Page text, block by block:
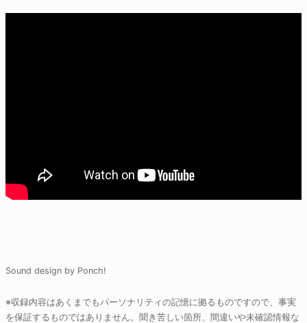
Sound design by Ponch!
※収録内容はあくまでもパーソナリティの記憶に拠るものですので、事実
を保証するものではありません。聞き苦しい箇所、間違いや未確認情報な